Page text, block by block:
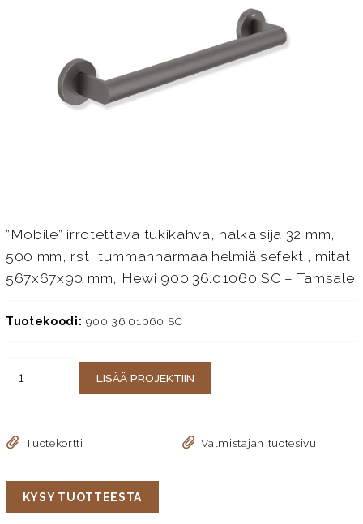
”Mobile” irrotettava tukikahva, halkaisija 32 mm,
500 mm, rst, tummanharmaa helmiäisefekti, mitat
567x67x90 mm, Hewi 900.36.01060 SC – Tamsale
Tuotekoodi: 900.36.01060 SC
LISÄÄ PROJEKTIIN
Tuotekortti Valmistajan tuotesivu
KYSY TUOTTEESTA